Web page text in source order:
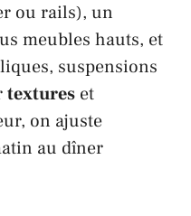
ou rails), un
meubles hauts, et
suspensions
textures et
on ajuste
au dîner